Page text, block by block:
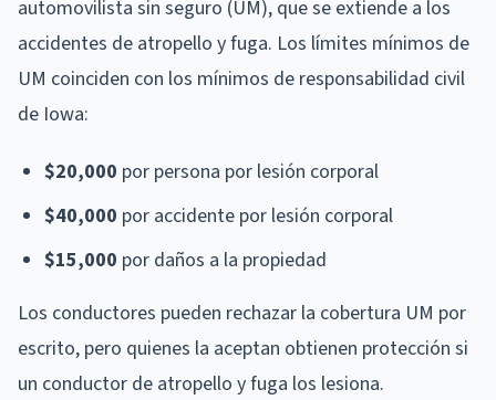
automovilista sin seguro (UM), que se extiende a los
accidentes de atropello y fuga. Los límites mínimos de
UM coinciden con los mínimos de responsabilidad civil
de Iowa:
$20,000 por persona por lesión corporal
$40,000 por accidente por lesión corporal
$15,000 por daños a la propiedad
Los conductores pueden rechazar la cobertura UM por
escrito, pero quienes la aceptan obtienen protección si
un conductor de atropello y fuga los lesiona.